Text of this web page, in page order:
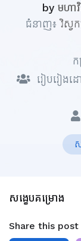
by មហា
ជំនាញ៖វិស្វ
ក
រៀបរៀង
សង្ខេបគម្រោង
Share this post